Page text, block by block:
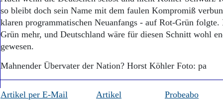
so bleibt doch sein Name mit dem faulen Kompromiß
klaren programmatischen Neuanfangs - auf Rot-Grün folgte.
Grün mehr, und Deutschland wäre für diesen Schnitt wohl
gewesen.
Mahnender Übervater der Nation? Horst Köhler Foto: pa
Artikel per E-Mail
Artikel
Probeabo